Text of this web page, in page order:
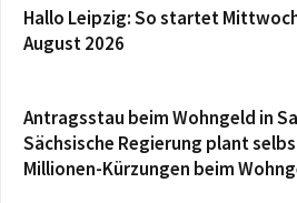
Hallo Leipzig: So startet
August 2026
Antragsstau beim Wohngeld in
Sächsische Regierung plant
Millionen-Kürzungen beim